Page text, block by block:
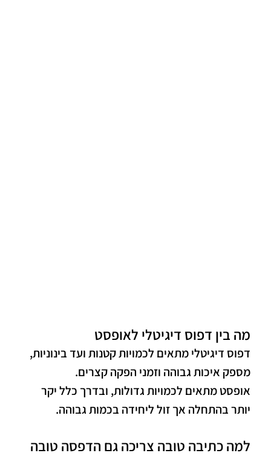
מה בין דפוס דיגיטלי לאופסט
דפוס דיגיטלי מתאים לכמויות קטנות ועד בינוניות,
מספק איכות גבוהה וזמני הפקה קצרים.
אופסט מתאים לכמויות גדולות, ובדרך כלל יקר
יותר בהתחלה אך זול ליחידה בכמות גבוהה.
למה כתיבה טובה צריכה גם הדפסה טובה